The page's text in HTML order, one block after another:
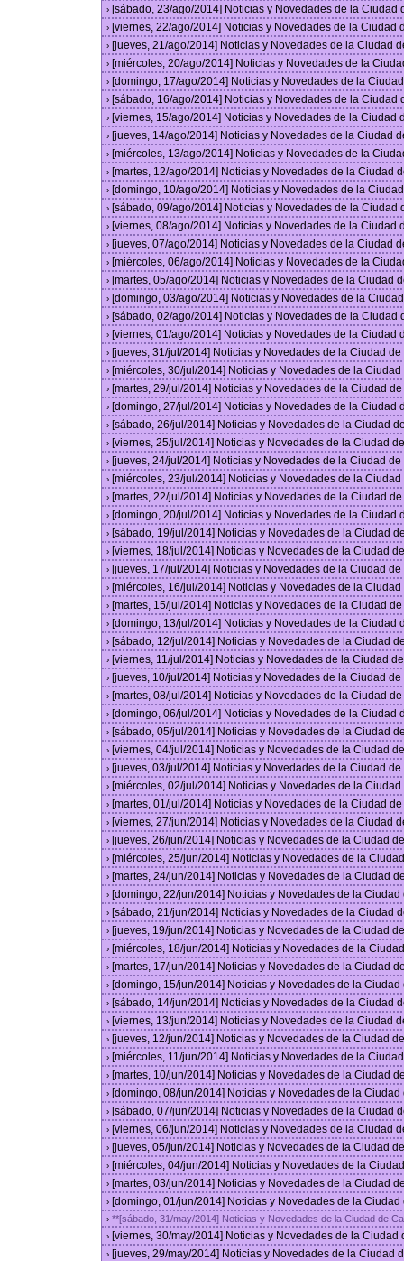
› [sábado, 23/ago/2014] Noticias y Novedades de la Ciudad
› [viernes, 22/ago/2014] Noticias y Novedades de la Ciudad
› [jueves, 21/ago/2014] Noticias y Novedades de la Ciudad
› [miércoles, 20/ago/2014] Noticias y Novedades de la
› [domingo, 17/ago/2014] Noticias y Novedades de la
› [sábado, 16/ago/2014] Noticias y Novedades de la Ciudad
› [viernes, 15/ago/2014] Noticias y Novedades de la Ciudad
› [jueves, 14/ago/2014] Noticias y Novedades de la Ciudad
› [miércoles, 13/ago/2014] Noticias y Novedades de la
› [martes, 12/ago/2014] Noticias y Novedades de la Ciudad
› [domingo, 10/ago/2014] Noticias y Novedades de la
› [sábado, 09/ago/2014] Noticias y Novedades de la Ciudad
› [viernes, 08/ago/2014] Noticias y Novedades de la Ciudad
› [jueves, 07/ago/2014] Noticias y Novedades de la Ciudad
› [miércoles, 06/ago/2014] Noticias y Novedades de la
› [martes, 05/ago/2014] Noticias y Novedades de la Ciudad
› [domingo, 03/ago/2014] Noticias y Novedades de la
› [sábado, 02/ago/2014] Noticias y Novedades de la Ciudad
› [viernes, 01/ago/2014] Noticias y Novedades de la Ciudad
› [jueves, 31/jul/2014] Noticias y Novedades de la Ciudad
› [miércoles, 30/jul/2014] Noticias y Novedades de la
› [martes, 29/jul/2014] Noticias y Novedades de la Ciudad
› [domingo, 27/jul/2014] Noticias y Novedades de la Ciudad
› [sábado, 26/jul/2014] Noticias y Novedades de la Ciudad
› [viernes, 25/jul/2014] Noticias y Novedades de la Ciudad
› [jueves, 24/jul/2014] Noticias y Novedades de la Ciudad
› [miércoles, 23/jul/2014] Noticias y Novedades de la
› [martes, 22/jul/2014] Noticias y Novedades de la Ciudad
› [domingo, 20/jul/2014] Noticias y Novedades de la Ciudad
› [sábado, 19/jul/2014] Noticias y Novedades de la Ciudad
› [viernes, 18/jul/2014] Noticias y Novedades de la Ciudad
› [jueves, 17/jul/2014] Noticias y Novedades de la Ciudad
› [miércoles, 16/jul/2014] Noticias y Novedades de la
› [martes, 15/jul/2014] Noticias y Novedades de la Ciudad
› [domingo, 13/jul/2014] Noticias y Novedades de la Ciudad
› [sábado, 12/jul/2014] Noticias y Novedades de la Ciudad
› [viernes, 11/jul/2014] Noticias y Novedades de la Ciudad
› [jueves, 10/jul/2014] Noticias y Novedades de la Ciudad
› [martes, 08/jul/2014] Noticias y Novedades de la Ciudad
› [domingo, 06/jul/2014] Noticias y Novedades de la Ciudad
› [sábado, 05/jul/2014] Noticias y Novedades de la Ciudad
› [viernes, 04/jul/2014] Noticias y Novedades de la Ciudad
› [jueves, 03/jul/2014] Noticias y Novedades de la Ciudad
› [miércoles, 02/jul/2014] Noticias y Novedades de la
› [martes, 01/jul/2014] Noticias y Novedades de la Ciudad
› [viernes, 27/jun/2014] Noticias y Novedades de la Ciudad
› [jueves, 26/jun/2014] Noticias y Novedades de la Ciudad
› [miércoles, 25/jun/2014] Noticias y Novedades de la
› [martes, 24/jun/2014] Noticias y Novedades de la Ciudad
› [domingo, 22/jun/2014] Noticias y Novedades de la
› [sábado, 21/jun/2014] Noticias y Novedades de la Ciudad
› [jueves, 19/jun/2014] Noticias y Novedades de la Ciudad
› [miércoles, 18/jun/2014] Noticias y Novedades de la
› [martes, 17/jun/2014] Noticias y Novedades de la Ciudad
› [domingo, 15/jun/2014] Noticias y Novedades de la
› [sábado, 14/jun/2014] Noticias y Novedades de la Ciudad
› [viernes, 13/jun/2014] Noticias y Novedades de la Ciudad
› [jueves, 12/jun/2014] Noticias y Novedades de la Ciudad
› [miércoles, 11/jun/2014] Noticias y Novedades de la
› [martes, 10/jun/2014] Noticias y Novedades de la Ciudad
› [domingo, 08/jun/2014] Noticias y Novedades de la
› [sábado, 07/jun/2014] Noticias y Novedades de la Ciudad
› [viernes, 06/jun/2014] Noticias y Novedades de la Ciudad
› [jueves, 05/jun/2014] Noticias y Novedades de la Ciudad
› [miércoles, 04/jun/2014] Noticias y Novedades de la
› [martes, 03/jun/2014] Noticias y Novedades de la Ciudad
› [domingo, 01/jun/2014] Noticias y Novedades de la
› **[sábado, 31/may/2014] Noticias y Novedades de la Ciudad de
› [viernes, 30/may/2014] Noticias y Novedades de la
› [jueves, 29/may/2014] Noticias y Novedades de la Ciudad